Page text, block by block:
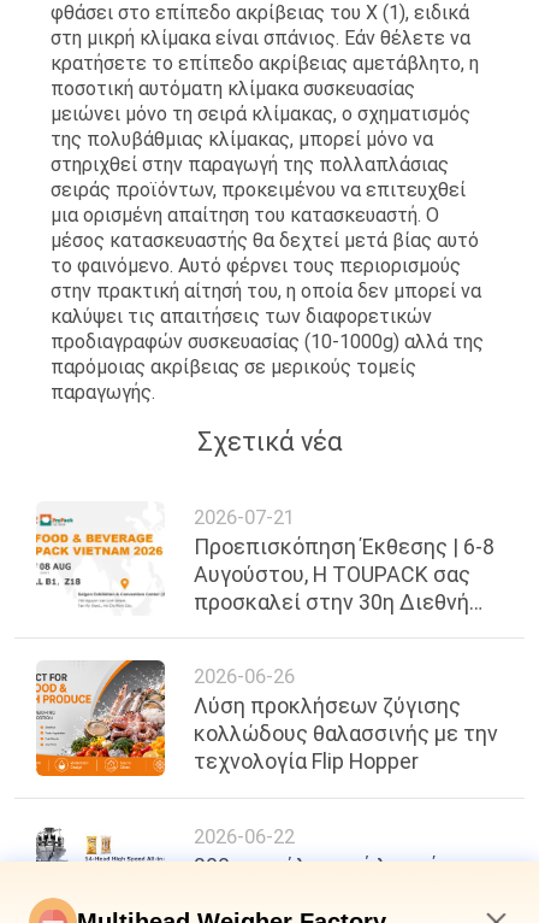
φθάσει στο επίπεδο ακρίβειας του Χ (1), ειδικά
στη μικρή κλίμακα είναι σπάνιος. Εάν θέλετε να
κρατήσετε το επίπεδο ακρίβειας αμετάβλητο, η
ποσοτική αυτόματη κλίμακα συσκευασίας
μειώνει μόνο τη σειρά κλίμακας, ο σχηματισμός
της πολυβάθμιας κλίμακας, μπορεί μόνο να
στηριχθεί στην παραγωγή της πολλαπλάσιας
σειράς προϊόντων, προκειμένου να επιτευχθεί
μια ορισμένη απαίτηση του κατασκευαστή. Ο
μέσος κατασκευαστής θα δεχτεί μετά βίας αυτό
το φαινόμενο. Αυτό φέρνει τους περιορισμούς
στην πρακτική αίτησή του, η οποία δεν μπορεί να
καλύψει τις απαιτήσεις των διαφορετικών
προδιαγραφών συσκευασίας (10-1000g) αλλά της
παρόμοιας ακρίβειας σε μερικούς τομείς
παραγωγής.
Σχετικά νέα
2026-07-21
Προεπισκόπηση Έκθεσης | 6-8
Αυγούστου, Η TOUPACK σας
προσκαλεί στην 30η Διεθνή
2026-06-26
Λύση προκλήσεων ζύγισης
κολλώδους θαλασσινής με την
τεχνολογία Flip Hopper
2026-06-22
200 σακούλες ανά λεπτό,